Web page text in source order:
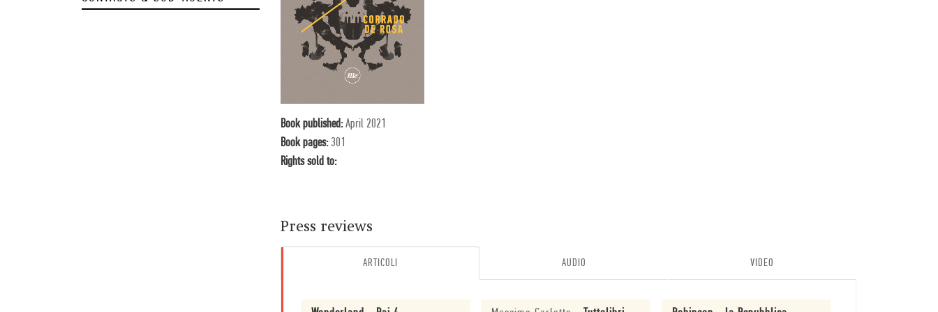
Book published:April 2021
Book pages: 301
Rights sold to:
Press reviews
ARTICOLI AUDIO VIDEO